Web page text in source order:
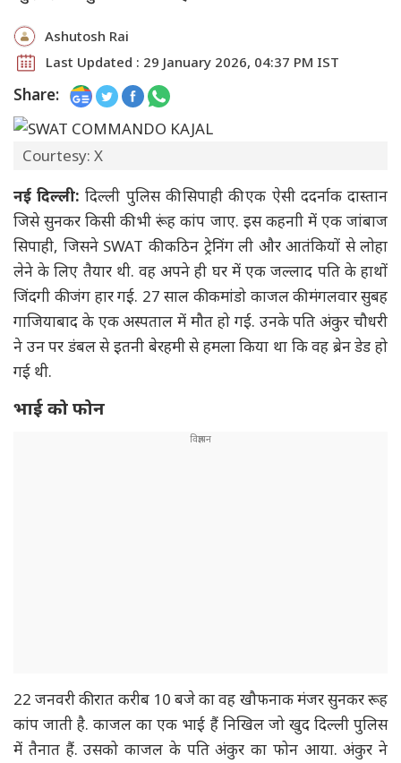
Ashutosh Rai
Last Updated : 29 January 2026, 04:37 PM IST
Share:
Courtesy: X
नई दिल्ली: दिल्ली पुलिस की सिपाही की एक ऐसी ददर्नाक दास्तान
जिसे सुनकर किसी की भी रूंह कांप जाए. इस कहनाी में एक जांबाज
सिपाही, जिसने SWAT की कठिन ट्रेनिंग ली और आतंकियों से लोहा
लेने के लिए तैयार थी. वह अपने ही घर में एक जल्लाद पति के हाथों
जिंदगी की जंग हार गई. 27 साल की कमांडो काजल की मंगलवार सुबह
गाजियाबाद के एक अस्पताल में मौत हो गई. उनके पति अंकुर चौधरी
ने उन पर डंबल से इतनी बेरहमी से हमला किया था कि वह ब्रेन डेड हो
गई थी.
भाई को फोन
22 जनवरी की रात करीब 10 बजे का वह खौफनाक मंजर सुनकर रूह
कांप जाती है. काजल का एक भाई हैं निखिल जो खुद दिल्ली पुलिस
में तैनात हैं. उसको काजल के पति अंकुर का फोन आया. अंकुर ने